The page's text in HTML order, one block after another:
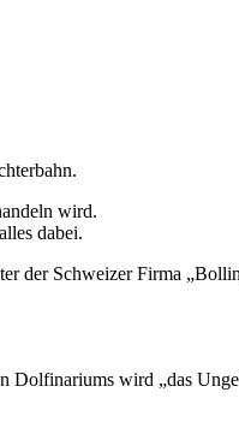
wird.
dabei.
der Schweizer Firma
Dolfinariums wird „das